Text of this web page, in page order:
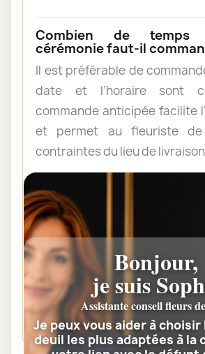
Combien de
cérémonie faut-il
Il est préférable de
date et l’horaire sont
commande anticipée facilite
et permet au fleuriste
contraintes du lieu de
Les fleurs peuvent-elles
au domicile de la famille ?
Oui. Une composition de
peut être livrée au domicile
la cérémonie. Vérifiez
quelqu’un pourra réceptionner
Bonjour,
je suis
Assistante conseil fleurs
Je peux vous aider à
deuil les plus adaptées à la